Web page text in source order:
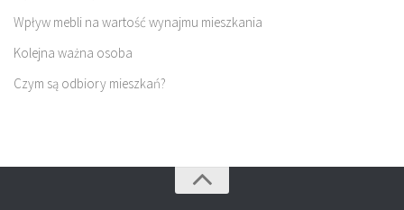
Wpływ mebli na wartość wynajmu mieszkania
Kolejna ważna osoba
Czym są odbiory mieszkań?